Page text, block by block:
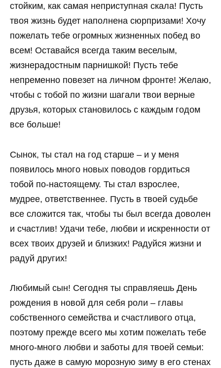
стойким, как самая неприступная скала! Пусть
твоя жизнь будет наполнена сюрпризами! Хочу
пожелать тебе огромных жизненных побед во
всем! Оставайся всегда таким веселым,
жизнерадостным парнишкой! Пусть тебе
непременно повезет на личном фронте! Желаю,
чтобы с тобой по жизни шагали твои верные
друзья, которых становилось с каждым годом
все больше!
Сынок, ты стал на год старше – и у меня
появилось много новых поводов гордиться
тобой по-настоящему. Ты стал взрослее,
мудрее, ответственнее. Пусть в твоей судьбе
все сложится так, чтобы ты был всегда доволен
и счастлив! Удачи тебе, любви и искренности от
всех твоих друзей и близких! Радуйся жизни и
радуй других!
Любимый сын! Сегодня ты справляешь День
рождения в новой для себя роли – главы
собственного семейства и счастливого отца,
поэтому прежде всего мы хотим пожелать тебе
много-много любви и заботы для твоей семьи:
пусть даже в самую морозную зиму в его стенах